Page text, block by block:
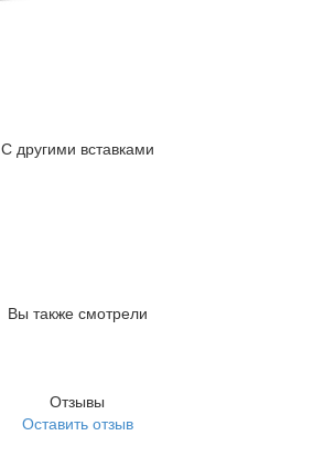
С другими вставками
Вы также смотрели
Отзывы
Оставить отзыв